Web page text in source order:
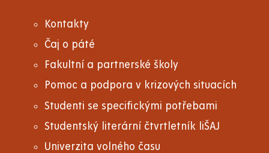
Kontakty
Čaj o páté
Fakultní a partnerské školy
Pomoc a podpora v krizových situacích
Studenti se specifickými potřebami
Studentský literární čtvrtletník liŠAJ
Univerzita volného času